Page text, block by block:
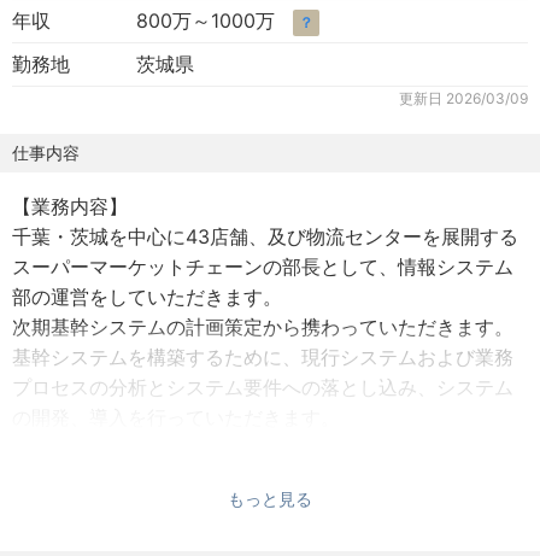
年収
800万～1000万 ？
勤務地 茨城県
更新日 2026/03/09
仕事内容
【業務内容】
千葉・茨城を中心に43店舗、及び物流センターを展開する
スーパーマーケットチェーンの部長として、情報システム
部の運営をしていただきます。
次期基幹システムの計画策定から携わっていただきます。
基幹システムを構築するために、現行システムおよび業務
プロセスの分析とシステム要件への落とし込み、システム
理の全フェーズを担当していただきます。
もっと見る